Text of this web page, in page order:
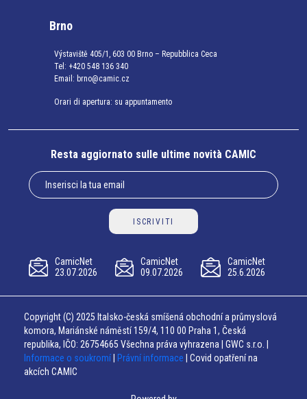
Brno
Výstaviště 405/1, 603 00 Brno – Repubblica Ceca
Tel: +420 548 136 340
Email: brno@camic.cz
Orari di apertura: su appuntamento
Resta aggiornato sulle ultime novità CAMIC
ISCRIVITI
CamicNet
23.07.2026
CamicNet
09.07.2026
CamicNet
25.6.2026
Copyright (C) 2025 Italsko-česká smíšená obchodní a průmyslová
komora, Mariánské náměstí 159/4, 110 00 Praha 1, Česká
republika, IČO: 26754665 Všechna práva vyhrazena | GWC s.r.o. |
Informace o soukromí
Právní informace | Covid opatření na
akcích CAMIC